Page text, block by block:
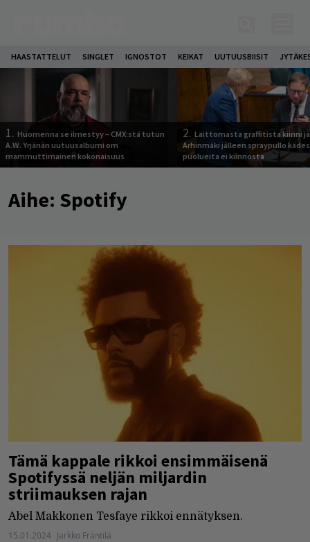
HAASTATTELUT SINGLET IGNOSTOT KEIKAT UUTUUSBIISIT
1. Huomenna se ilmestyy – CMX:stä tutun
A.W. Yrjänän uutuusalbumi om
mammuttimainen kokonaisuus
2. Laittomasta graffitista kiinni
Arhinmäki jälleen spraypullo
puolueita ei kiinnosta
Aihe: Spotify
Tämä kappale rikkoi ensimmäisenä
Spotifyssä neljän miljardin
striimauksen rajan
Abel Makkonen Tesfaye rikkoi ennätyksen.
15.01.2024 Jarkko Fräntilä